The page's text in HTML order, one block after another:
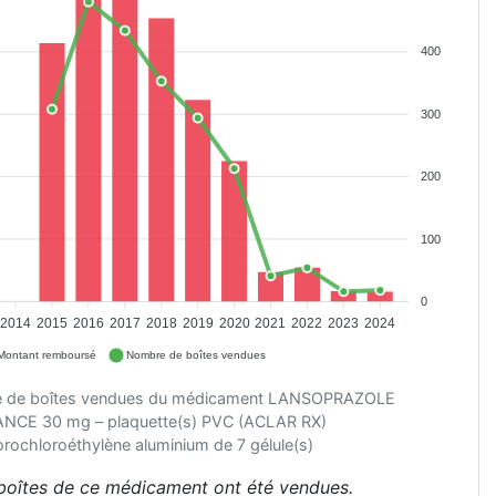
2014 2015 2016 2017 2018 2019 2020 2021 2022 2023 2024
400
300
200
100
0
remboursé Nombre de boîtes vendues
boîtes vendues du médicament LANSOPRAZOLE
30 mg – plaquette(s) PVC (ACLAR RX)
aluminium de 7 gélule(s)
de ce médicament ont été vendues.